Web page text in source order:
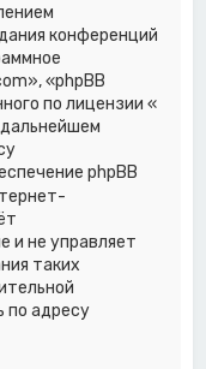
конференций
«phpBB
по лицензии «
phpBB
и не управляет
таких
по адресу